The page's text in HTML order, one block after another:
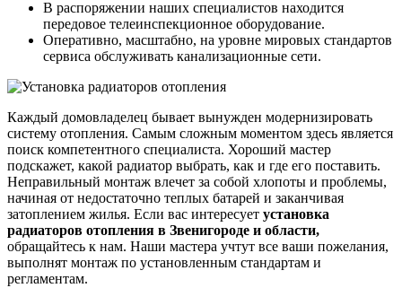
В распоряжении наших специалистов находится
передовое телеинспекционное оборудование.
Оперативно, масштабно, на уровне мировых стандартов
сервиса обслуживать канализационные сети.
Каждый домовладелец бывает вынужден модернизировать
систему отопления. Самым сложным моментом здесь является
поиск компетентного специалиста. Хороший мастер
подскажет, какой радиатор выбрать, как и где его поставить.
Неправильный монтаж влечет за собой хлопоты и проблемы,
начиная от недостаточно теплых батарей и заканчивая
затоплением жилья. Если вас интересует установка
радиаторов отопления в Звенигороде и области,
обращайтесь к нам. Наши мастера учтут все ваши пожелания,
выполнят монтаж по установленным стандартам и
регламентам.